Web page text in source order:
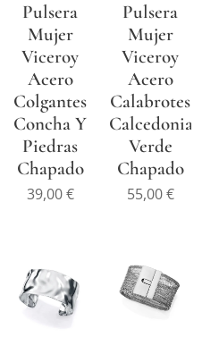
Pulsera
Mujer
Viceroy
Acero
Colgantes
Concha Y
Piedras
Chapado
39,00€
Pulsera
Mujer
Viceroy
Acero
Calabrotes
Calcedonia
Verde
Chapado
55,00€